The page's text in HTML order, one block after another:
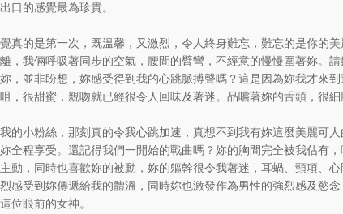
口的感覺最為珍貴。
真的是第一次，既溫馨，又激烈，令人終身難忘，難忘的是你的
，我倆呼吸著同步的空氣，腰間的臂彎，不經意的慢慢圍著妳。
，並非盼想，妳感受得到我的心跳脈搏聲嗎？這是因為妳我才來
，很甜蜜，親吻就已經很令人回味及著迷。品嚐著妳的舌頭，很
的小粉絲，那刻真的令我心跳加速，真想不到我有妳這麼美麗可
全程享受。還記得我們一開始的戰曲嗎？妳的胸間完全被我佔有
動，同時也喜歡妳的被動，妳的軀幹很令我著迷，耳蝸、頸項、
感受到妳傳遞給我的體溫，同時妳也激發作為男性的強烈感及慾
位眼前的女神。